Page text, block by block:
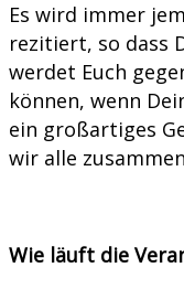
Es wird immer
rezitiert, so dass
werdet Euch
können, wenn
ein großartiges
wir alle
Wie läuft die